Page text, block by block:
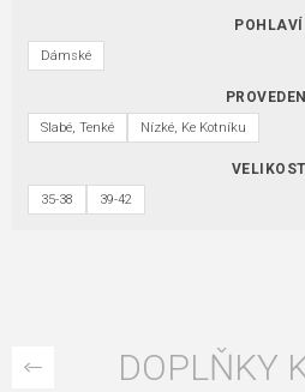
POHLAVÍ
Dámské
PROVEDENÍ
Slabé, Tenké Nízké, Ke Kotníku
VELIKOST
35-38 39-42
DOPLŇKY